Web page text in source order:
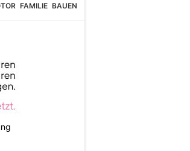
FAMILIE BAUEN